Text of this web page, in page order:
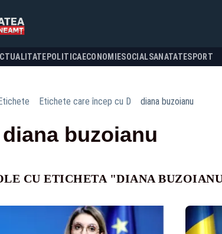
POLITICA ECONOMIESOCIALSANATATESPORT
Etichete care încep cu D diana buzoianu
buzoianu
CU ETICHETA "DIANA